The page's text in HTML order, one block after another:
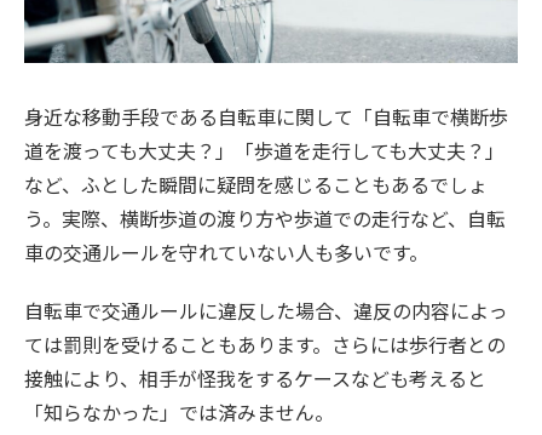
身近な移動手段である自転車に関して「自転車で横断歩
道を渡っても大丈夫？」「歩道を走行しても大丈夫？」
など、ふとした瞬間に疑問を感じることもあるでしょ
う。実際、横断歩道の渡り方や歩道での走行など、自転
車の交通ルールを守れていない人も多いです。
自転車で交通ルールに違反した場合、違反の内容によっ
ては罰則を受けることもあります。さらには歩行者との
接触により、相手が怪我をするケースなども考えると
「知らなかった」では済みません。